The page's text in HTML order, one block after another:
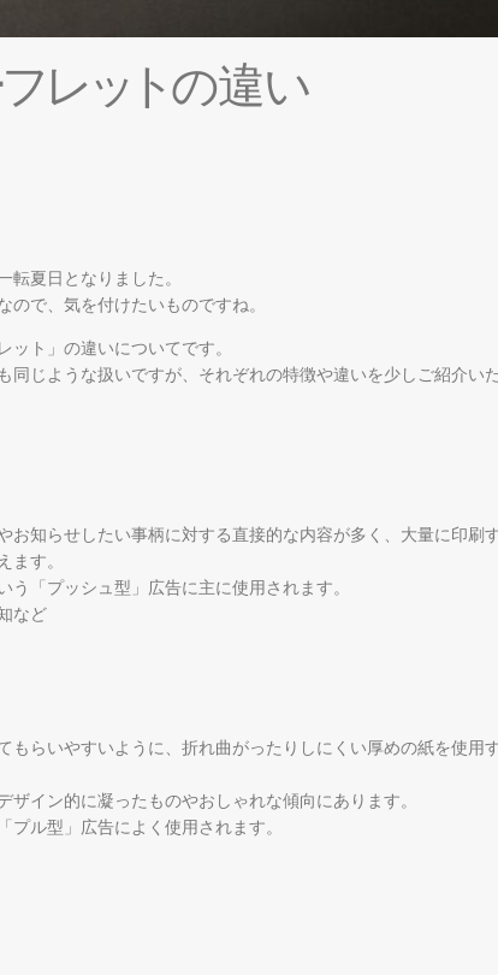
フレットの違い
転夏日となりました。
で、気を付けたいものですね。
ト」の違いについてです。
じような扱いですが、それぞれの特徴や違いを少しご紹介い
知らせしたい事柄に対する直接的な内容が多く、大量に印刷
ます。
「プッシュ型」広告に主に使用されます。
など
らいやすいように、折れ曲がったりしにくい厚めの紙を使用
イン的に凝ったものやおしゃれな傾向にあります。
ル型」広告によく使用されます。